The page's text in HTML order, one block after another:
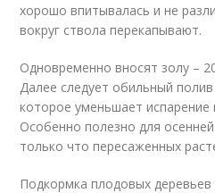
хорошо впитывалась и не
вокруг ствола перекапывают.
Одновременно вносят золу –
Далее следует обильный
которое уменьшает испарение
Особенно полезно для
только что пересаженных
Подкормка плодовых